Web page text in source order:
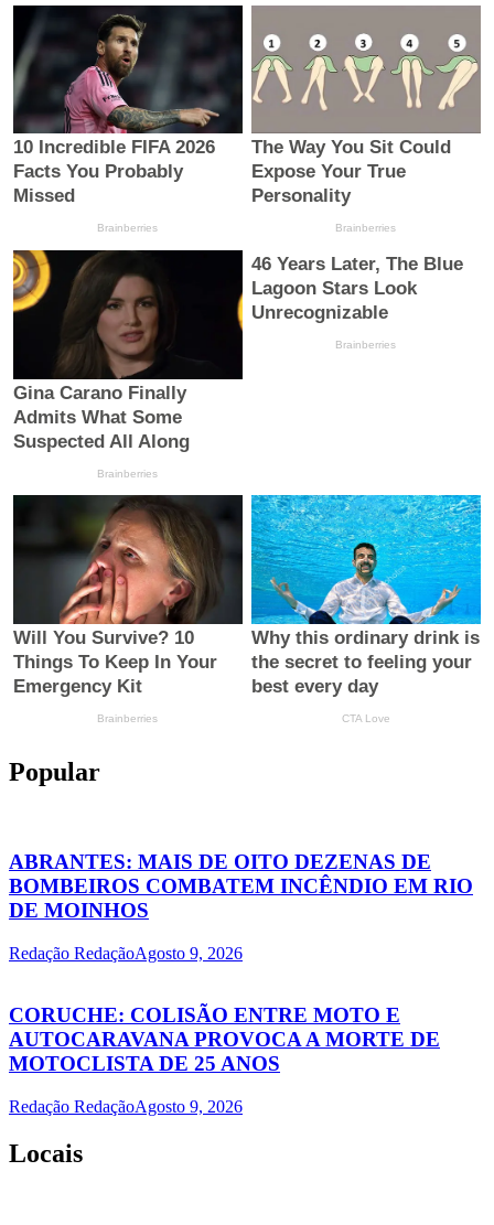
Popular
ABRANTES: MAIS DE OITO DEZENAS DE
BOMBEIROS COMBATEM INCÊNDIO EM RIO
DE MOINHOS
Redação RedaçãoAgosto 9, 2026
CORUCHE: COLISÃO ENTRE MOTO E
AUTOCARAVANA PROVOCA A MORTE DE
MOTOCLISTA DE 25 ANOS
Redação RedaçãoAgosto 9, 2026
Locais